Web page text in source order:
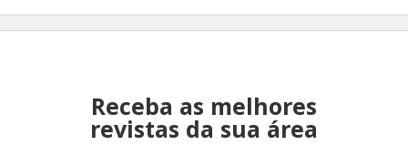
Receba as melhores
revistas da sua área